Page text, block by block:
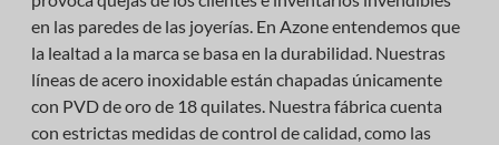
en las paredes de las joyerías. En Azone entendemos que
la lealtad a la marca se basa en la durabilidad. Nuestras
líneas de acero inoxidable están chapadas únicamente
con PVD de oro de 18 quilates. Nuestra fábrica cuenta
con estrictas medidas de control de calidad, como las